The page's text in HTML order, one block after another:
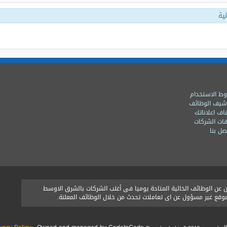
الاستخدام
الوظائف
اعلاناتك
الشركات
بنا
الخالية المتاحة يوميا فى أغلب الشركات بالشرق الاوسط
غير مسؤول عن اى تعاملات تحدث من خلال الوظائف المعلنة.